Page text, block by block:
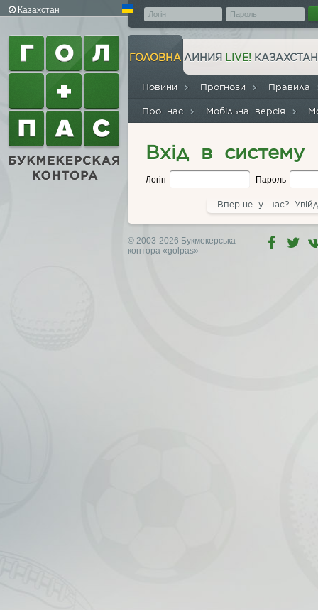
Казахстан
ГОЛОВНА
Новини Прогнози Правила
Про нас Мобільна версія
ЛИНИЯ LIVE! КАЗАХСТАН
Вхід в систему
Логін Пароль
Вперше у нас?
© 2003-2026 Букмекерська
контора «golpas»